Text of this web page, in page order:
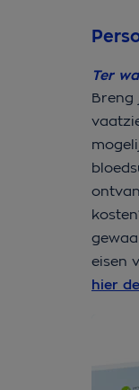
Ter
Breng
eisen
hier